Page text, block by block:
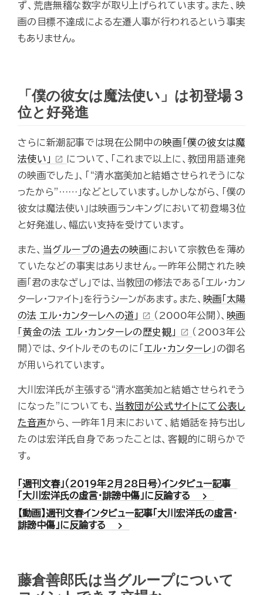
ず、荒唐無稽な数字が取り上げられています。また、映
画の目標不達成による左遷人事が行われるという事実
もありません。
「僕の彼女は魔法使い」は初登場３
位と好発進
さらに新潮記事では現在公開中の映画「僕の彼女は魔
法使い」
open_in_new について、「これまで以上に、教団用語連発
の映画でした」、「“清水富美加と結婚させられそうにな
ったから”……」などとしています。しかしながら、「僕の
彼女は魔法使い」は映画ランキングにおいて初登場３位
と好発進し、幅広い支持を受けています。
また、 当グループの過去の映画において宗教色を薄め
ていたなどの事実はありません。一昨年公開された映
画「君のまなざし」では、当教団の修法である「エル・カン
ターレ・ファイト」を行うシーンがあます。また、 映画「太陽
の法 エル・カンターレへの道」
open_in_new （2000年公開）、 映画
「黄金の法 エル・カンターレの歴史観」
open_in_new （2003年公
開）では、タイトルそのものに「 エル・カンターレ 」の御名
が用いられています。
大川宏洋氏が主張する“清水富美加と結婚させられそう
になった”についても、 当教団が公式サイトにて公表し
た音声から、一昨年１月末において、結婚話を持ち出し
たのは宏洋氏自身であったことは、客観的に明らかで
す。
「週刊文春」（2019年2月28日号）インタビュー記事
「大川宏洋氏の虚言・誹謗中傷」に反論する
chevron_right
【動画】週刊文春インタビュー記事「大川宏洋氏の虚言・
誹謗中傷」に反論する
chevron_right
藤倉善郎氏は当グループについて